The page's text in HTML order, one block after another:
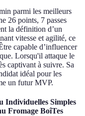
parmi les meilleurs
26 points, 7 passes
la définition d’un
vitesse et agilité, ce
capable d’influencer
Lorsqu'il attaque le
captivant à suivre. Sa
idéal pour les
un futur MVP.
Individuelles Simples
Fromage BoîTes